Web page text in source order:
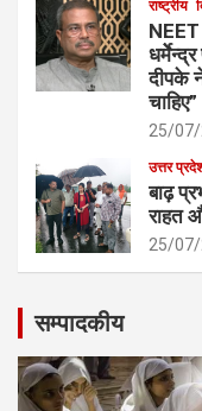
राष्ट्रीय
NEET
दीपके
चाहिए”
25/
उत्तर
बाढ़
राहत
25/
सम्पादकीय